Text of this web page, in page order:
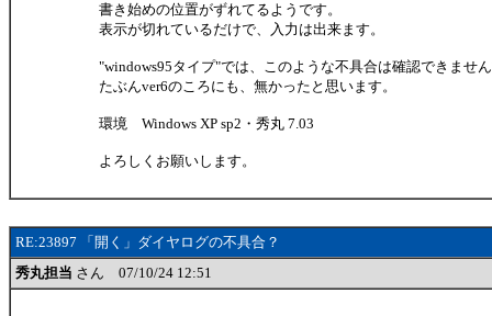
書き始めの位置がずれてるようです。
表示が切れているだけで、入力は出来ます。
"windows95タイプ"では、このような不具合は確認できません
たぶんver6のころにも、無かったと思います。
環境 Windows XP sp2・秀丸 7.03
よろしくお願いします。
RE:23897 「開く」ダイヤログの不具合？
秀丸担当 さん 07/10/24 12:51